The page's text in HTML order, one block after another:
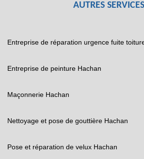
AUTRES SERVICES
Entreprise de réparation urgence fuite
Entreprise de peinture Hachan
Maçonnerie Hachan
Nettoyage et pose de gouttière Hachan
Pose et réparation de velux Hachan